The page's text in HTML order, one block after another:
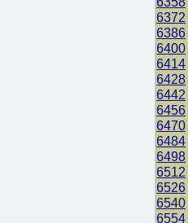
6372
6386
6400
6414
6428
6442
6456
6470
6484
6498
6512
6526
6540
6554